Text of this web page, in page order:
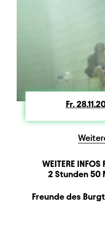
Fr. Freitag
WEITERE INFOS
Beschreibung
Dauer und Pausen
2 Stunden 50
Zusatzinformation
Freunde des